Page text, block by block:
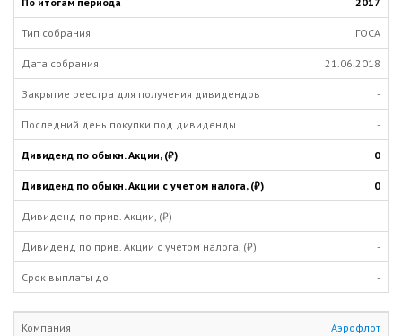
ГОСА
21.06.2018
-
-
0
0
-
-
-
Аэрофлот